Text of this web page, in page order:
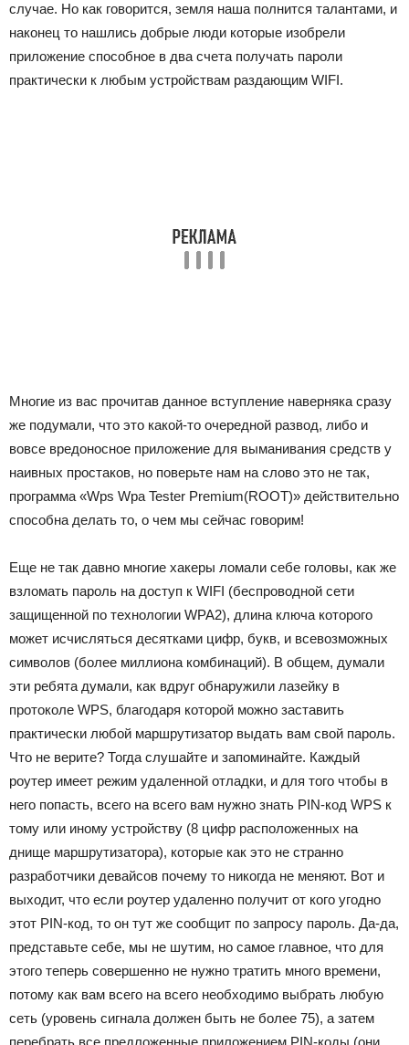
случае. Но как говорится, земля наша полнится талантами, и
наконец то нашлись добрые люди которые изобрели
приложение способное в два счета получать пароли
практически к любым устройствам раздающим WIFI.
Многие из вас прочитав данное вступление наверняка сразу
же подумали, что это какой-то очередной развод, либо и
вовсе вредоносное приложение для выманивания средств у
наивных простаков, но поверьте нам на слово это не так,
программа «Wps Wpa Tester Premium(ROOT)» действительно
способна делать то, о чем мы сейчас говорим!
Еще не так давно многие хакеры ломали себе головы, как же
взломать пароль на доступ к WIFI (беспроводной сети
защищенной по технологии WPA2), длина ключа которого
может исчисляться десятками цифр, букв, и всевозможных
символов (более миллиона комбинаций). В общем, думали
эти ребята думали, как вдруг обнаружили лазейку в
протоколе WPS, благодаря которой можно заставить
практически любой маршрутизатор выдать вам свой пароль.
Что не верите? Тогда слушайте и запоминайте. Каждый
роутер имеет режим удаленной отладки, и для того чтобы в
него попасть, всего на всего вам нужно знать PIN-код WPS к
тому или иному устройству (8 цифр расположенных на
днище маршрутизатора), которые как это не странно
разработчики девайсов почему то никогда не меняют. Вот и
выходит, что если роутер удаленно получит от кого угодно
этот PIN-код, то он тут же сообщит по запросу пароль. Да-да,
представьте себе, мы не шутим, но самое главное, что для
этого теперь совершенно не нужно тратить много времени,
потому как вам всего на всего необходимо выбрать любую
сеть (уровень сигнала должен быть не более 75), а затем
перебрать все предложенные приложением PIN-коды (они